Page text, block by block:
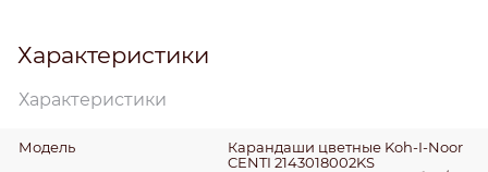
Характеристики
Характеристики
Модель
Карандаши цветные Koh-I-Noor
CENTI 2143018002KS